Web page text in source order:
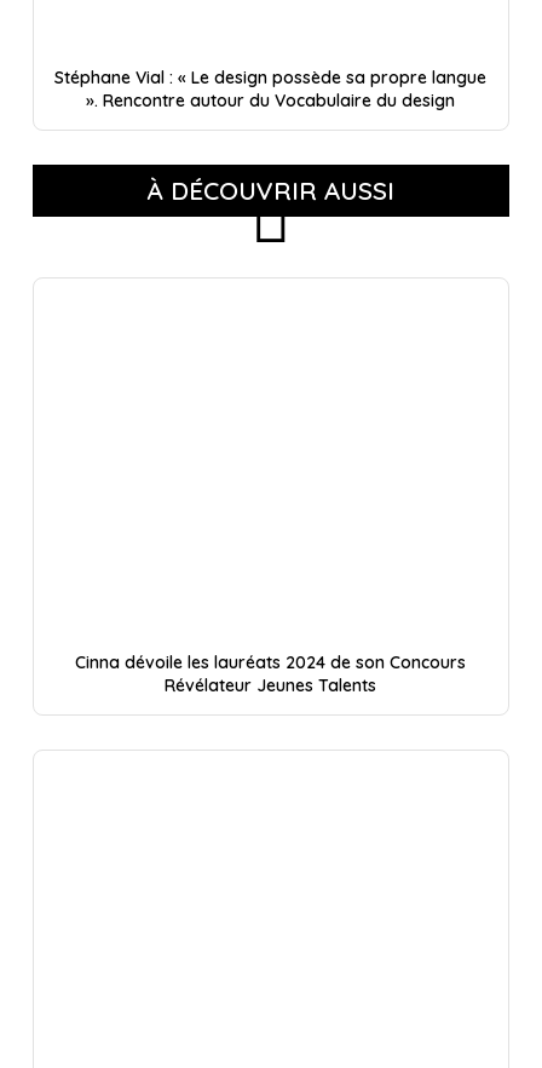
Stéphane Vial : « Le design possède sa propre langue
». Rencontre autour du Vocabulaire du design
À DÉCOUVRIR AUSSI
Cinna dévoile les lauréats 2024 de son Concours
Révélateur Jeunes Talents